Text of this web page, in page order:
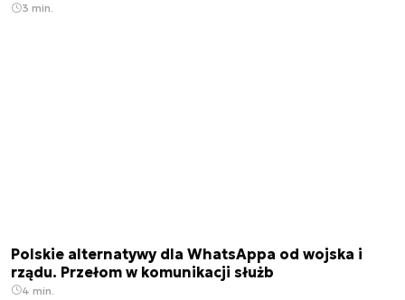
3 min.
Polskie alternatywy dla WhatsAppa od wojska i
rządu. Przełom w komunikacji służb
4 min.